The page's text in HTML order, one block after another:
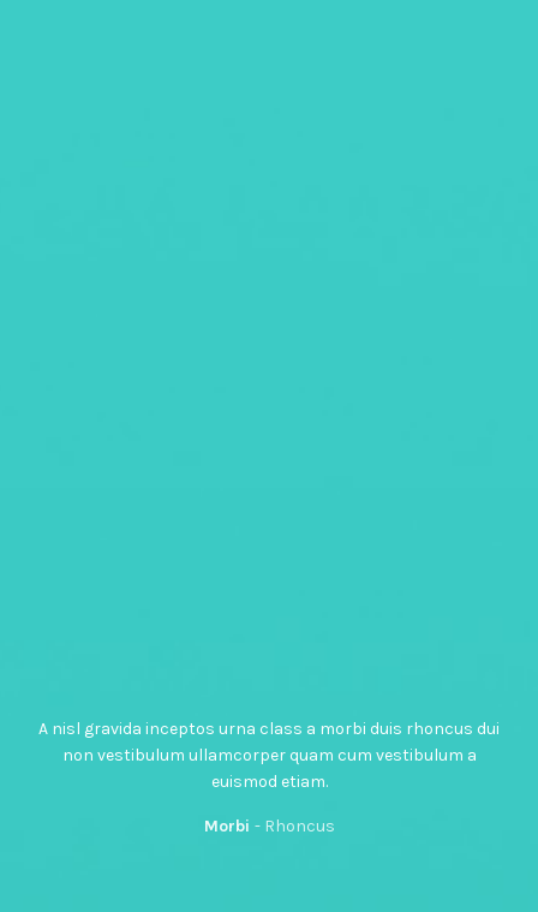
A nisl gravida inceptos urna class a morbi duis rhoncus dui
non vestibulum ullamcorper quam cum vestibulum a
euismod etiam.
Morbi Rhoncus